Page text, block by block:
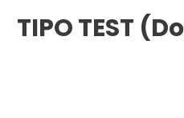
TIPO TEST